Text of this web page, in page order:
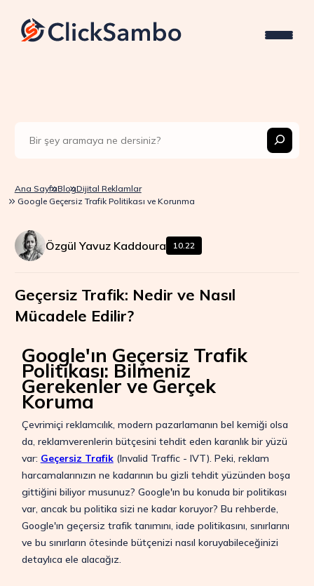
Ana SayfaBlogDijital Reklamlar
Google Geçersiz Trafik Politikası ve Korunma
Özgül Yavuz Kaddoura 10.22
Geçersiz Trafik: Nedir ve Nasıl
Mücadele Edilir?
Google'ın Geçersiz Trafik
Politikası: Bilmeniz
Gerekenler ve Gerçek
Koruma
Çevrimiçi reklamcılık, modern pazarlamanın bel kemiği olsa
da, reklamverenlerin bütçesini tehdit eden karanlık bir yüzü
var: Geçersiz Trafik(Invalid Traffic - IVT). Peki, reklam
harcamalarınızın ne kadarının bu gizli tehdit yüzünden boşa
gittiğini biliyor musunuz? Google'ın bu konuda bir politikası
var, ancak bu politika sizi ne kadar koruyor? Bu rehberde,
Google'ın geçersiz trafik tanımını, iade politikasını, sınırlarını
ve bu sınırların ötesinde bütçenizi nasıl koruyabileceğinizi
detaylıca ele alacağız.